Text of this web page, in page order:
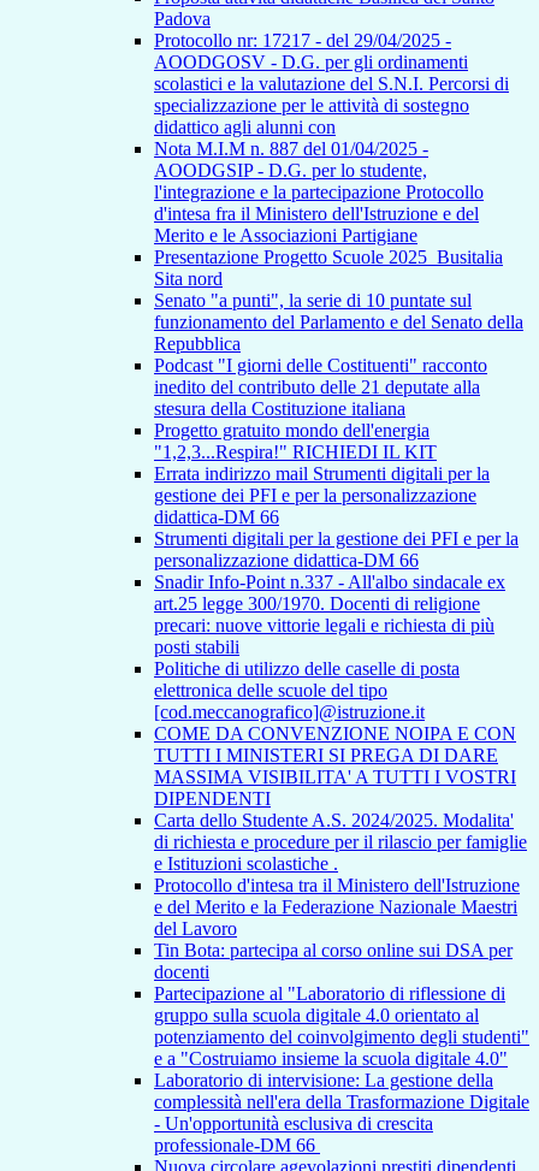
Padova
Protocollo nr: 17217 - del 29/04/2025 -
AOODGOSV - D.G. per gli ordinamenti
scolastici e la valutazione del S.N.I. Percorsi di
specializzazione per le attività di sostegno
didattico agli alunni con
Nota M.I.M n. 887 del 01/04/2025 -
AOODGSIP - D.G. per lo studente,
l'integrazione e la partecipazione Protocollo
d'intesa fra il Ministero dell'Istruzione e del
Merito e le Associazioni Partigiane
Presentazione Progetto Scuole 2025_Busitalia
Sita nord
Senato "a punti", la serie di 10 puntate sul
funzionamento del Parlamento e del Senato della
Repubblica
Podcast "I giorni delle Costituenti" racconto
inedito del contributo delle 21 deputate alla
stesura della Costituzione italiana
Progetto gratuito mondo dell'energia
"1,2,3...Respira!" RICHIEDI IL KIT
Errata indirizzo mail Strumenti digitali per la
gestione dei PFI e per la personalizzazione
didattica-DM 66
Strumenti digitali per la gestione dei PFI e per la
personalizzazione didattica-DM 66
Snadir Info-Point n.337 - All'albo sindacale ex
art.25 legge 300/1970. Docenti di religione
precari: nuove vittorie legali e richiesta di più
posti stabili
Politiche di utilizzo delle caselle di posta
elettronica delle scuole del tipo
[cod.meccanografico]@istruzione.it
COME DA CONVENZIONE NOIPA E CON
TUTTI I MINISTERI SI PREGA DI DARE
MASSIMA VISIBILITA' A TUTTI I VOSTRI
DIPENDENTI
Carta dello Studente A.S. 2024/2025. Modalita'
di richiesta e procedure per il rilascio per famiglie
e Istituzioni scolastiche .
Protocollo d'intesa tra il Ministero dell'Istruzione
e del Merito e la Federazione Nazionale Maestri
del Lavoro
Tin Bota: partecipa al corso online sui DSA per
docenti
Partecipazione al "Laboratorio di riflessione di
gruppo sulla scuola digitale 4.0 orientato al
potenziamento del coinvolgimento degli studenti"
e a "Costruiamo insieme la scuola digitale 4.0"
Laboratorio di intervisione: La gestione della
complessità nell'era della Trasformazione Digitale
- Un'opportunità esclusiva di crescita
professionale-DM 66